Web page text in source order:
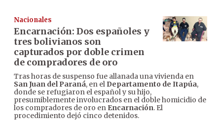
Nacionales
Encarnación: Dos españoles y
tres bolivianos son
capturados por doble crimen
de compradores de oro
Tras horas de suspenso fue allanada una vivienda en
San Juan del Paraná, en el Departamento de Itapúa,
donde se refugiaron el español y su hijo,
presumiblemente involucrados en el doble homicidio de
los compradores de oro en Encarnación. El
procedimiento dejó cinco detenidos.